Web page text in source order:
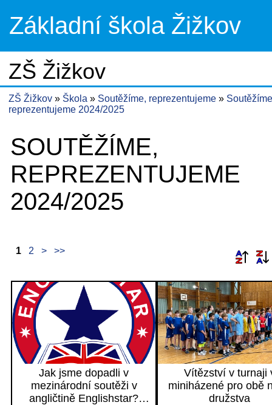
Základní škola Žižkov
ZŠ Žižkov
ZŠ Žižkov Škola Soutěžíme, reprezentujeme
reprezentujeme 2024/2025
SOUTĚŽÍME,
REPREZENTUJEME
2024/2025
1 2 > >>
Jak jsme dopadli v
mezinárodní soutěži v
angličtině Englishstar?
Vítězství v turnaji
miniházené pro obě
družstva